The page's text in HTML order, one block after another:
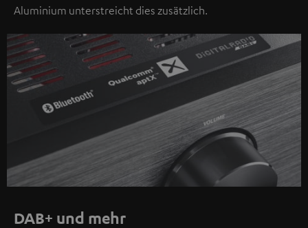
Aluminium unterstreicht dies zusätzlich.
DAB+ und mehr